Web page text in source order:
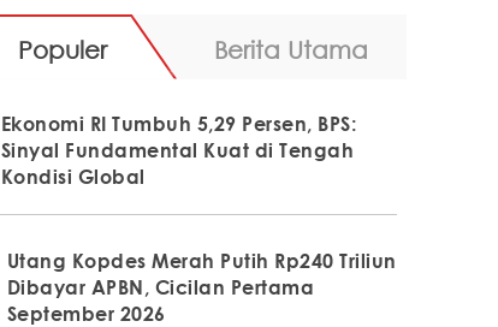
Populer Berita Utama
Ekonomi RI Tumbuh 5,29 Persen, BPS:
Sinyal Fundamental Kuat di Tengah
Kondisi Global
Utang Kopdes Merah Putih Rp240 Triliun
Dibayar APBN, Cicilan Pertama
September 2026